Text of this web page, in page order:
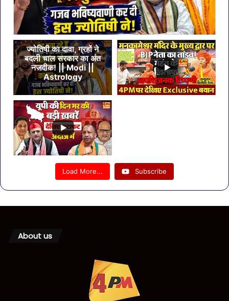
ज्योतिषी का दावा, ग्रहों ने
बदली चाल सरकार का अंत
नजदीक! || Modi ||
Astrology
Load More... Subscribe
About us